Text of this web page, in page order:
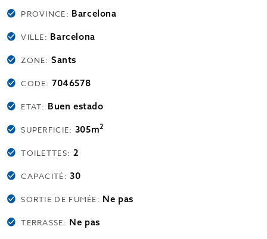
PROVINCE: Barcelona
VILLE: Barcelona
ZONE:Sants
CODE:7046578
ETAT: Buen estado
SUPERFICIE: 305m2
TOILETTES: 2
CAPACITÉ:30
SORTIE DE FUMÉE: Ne pas
TERRASSE: Ne pas